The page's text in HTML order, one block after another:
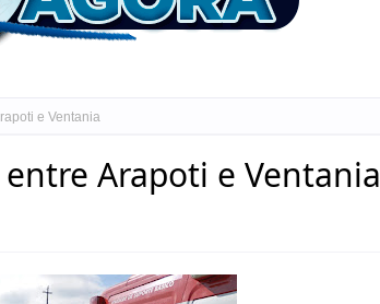
e Ventania
Arapoti e Ventania